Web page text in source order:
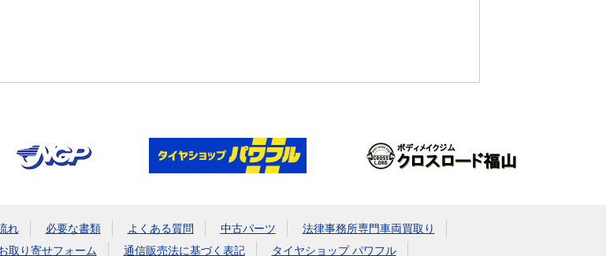
れ 必要な書類 よくある質問 中古パーツ
法律事務所専門車両買取り
取り寄せフォーム 通信販売法に基づく表記 タイヤショップ パワフル